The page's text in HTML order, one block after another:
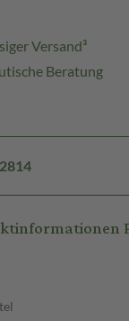
Versand³
Beratung